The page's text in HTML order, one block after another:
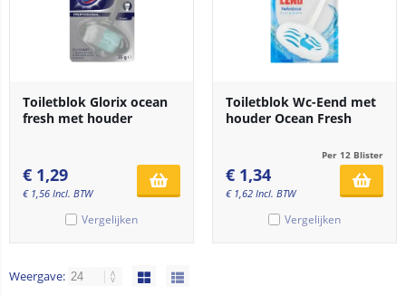
Toiletblok Glorix ocean
fresh met houder
€ 1,29
€ 1,56 Incl. BTW
Vergelijken
Toiletblok Wc-Eend met
houder Ocean Fresh
Per 12 Blister
€ 1,34
€ 1,62 Incl. BTW
Vergelijken
Weergave: